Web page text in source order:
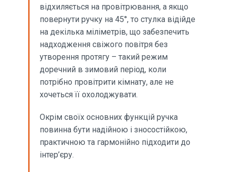
відхиляється на провітрювання, а якщо
повернути ручку на 45°, то стулка відійде
на декілька міліметрів, що забезпечить
надходження свіжого повітря без
утворення протягу – такий режим
доречний в зимовий період, коли
потрібно провітрити кімнату, але не
хочеться її охолоджувати.
Окрім своїх основних функцій ручка
повинна бути надійною і зносостійкою,
практичною та гармонійно підходити до
інтер’єру.